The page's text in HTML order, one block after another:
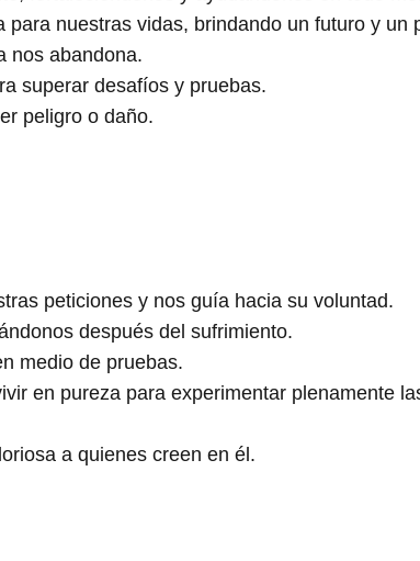
nuestras vidas, brindando un futuro y un
nos abandona.
superar desafíos y pruebas.
peligro o daño.
peticiones y nos guía hacia su voluntad.
después del sufrimiento.
medio de pruebas.
en pureza para experimentar plenamente
a quienes creen en él.